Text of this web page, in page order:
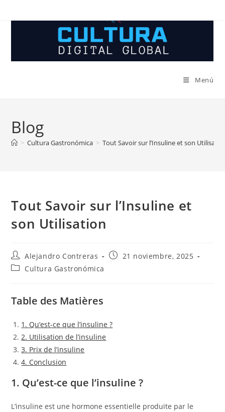
Menú
Blog
> Cultura Gastronómica > Tout Savoir sur l’Insuline et son
Tout Savoir sur l’Insuline et
son Utilisation
Autor
de
la
Alejandro Contreras
Entrada21 noviembre, 2025
Categoría
entrada:
Cultura Gastronómica
Table des Matières
1. Qu’est-ce que l’insuline ?
2. Utilisation de l’insuline
3. Prix de l’insuline
4. Conclusion
1. Qu’est-ce que l’insuline ?
L’insuline est une hormone essentielle produite par le